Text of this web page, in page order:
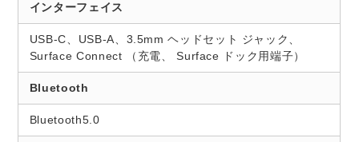
インターフェイス
USB-C、USB-A、3.5mm ヘッドセット ジャック、
Surface Connect （充電、 Surface ドック用端子）
Bluetooth
Bluetooth5.0